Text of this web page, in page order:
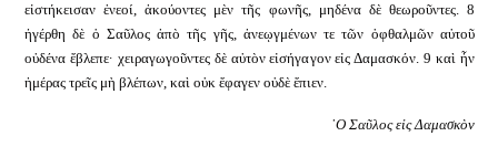
εἱστήκεισαν ἐνεοί, ἀκούοντες μὲν τῆς φωνῆς, μηδένα δὲ θεωροῦντες. 8
ἠγέρθη δὲ ὁ Σαῦλος ἀπὸ τῆς γῆς, ἀνεῳγμένων τε τῶν ὀφθαλμῶν αὐτοῦ
οὐδένα ἔβλεπε· χειραγωγοῦντες δὲ αὐτὸν εἰσήγαγον εἰς Δαμασκόν. 9 καὶ ἦν
ἡμέρας τρεῖς μὴ βλέπων, καὶ οὐκ ἔφαγεν οὐδὲ ἔπιεν.
῾Ο Σαῦλος εἰς Δαμασκὸν